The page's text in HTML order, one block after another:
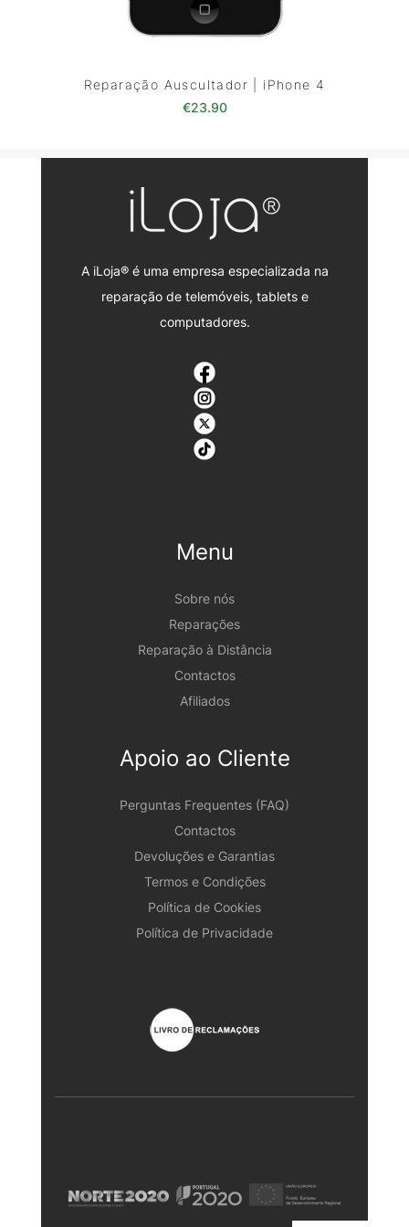
Reparação Auscultador | iPhone 4
€23.90
A iLoja® é uma empresa especializada na
reparação de telemóveis, tablets e
computadores.
Menu
Sobre nós
Reparações
Reparação à Distância
Contactos
Afiliados
Apoio ao Cliente
Perguntas Frequentes (FAQ)
Contactos
Devoluções e Garantias
Termos e Condições
Política de Cookies
Política de Privacidade